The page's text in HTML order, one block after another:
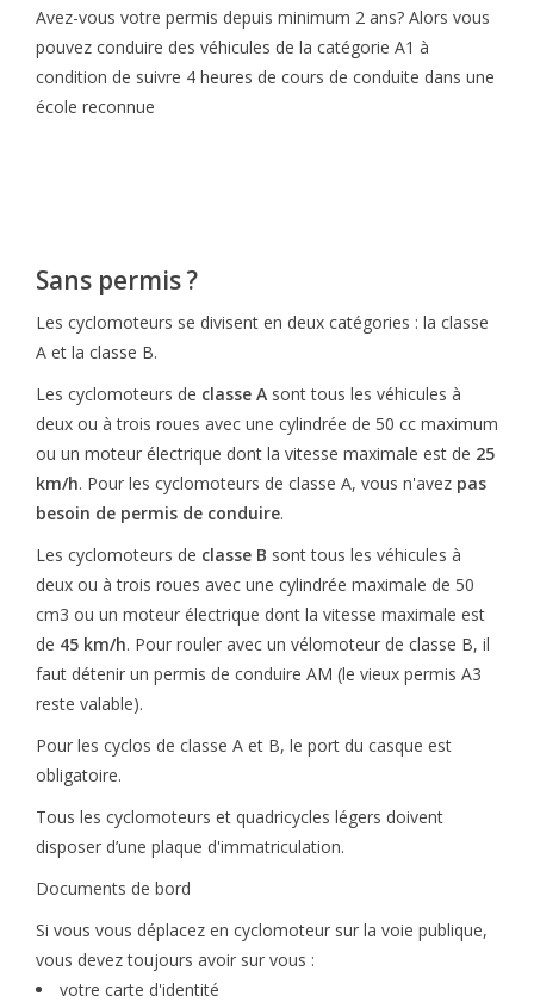
Avez-vous votre permis depuis minimum 2 ans? Alors vous
pouvez conduire des véhicules de la catégorie A1 à
condition de suivre 4 heures de cours de conduite dans une
école reconnue
Sans permis ?
Les cyclomoteurs se divisent en deux catégories : la classe
A et la classe B.
Les cyclomoteurs de classe A sont tous les véhicules à
deux ou à trois roues avec une cylindrée de 50 cc maximum
ou un moteur électrique dont la vitesse maximale est de 25
km/h. Pour les cyclomoteurs de classe A, vous n'avez pas
besoin de permis de conduire.
Les cyclomoteurs de classe B sont tous les véhicules à
deux ou à trois roues avec une cylindrée maximale de 50
cm3 ou un moteur électrique dont la vitesse maximale est
de 45 km/h. Pour rouler avec un vélomoteur de classe B, il
faut détenir un permis de conduire AM (le vieux permis A3
reste valable).
Pour les cyclos de classe A et B, le port du casque est
obligatoire.
Tous les cyclomoteurs et quadricycles légers doivent
disposer d’une plaque d'immatriculation.
Documents de bord
Si vous vous déplacez en cyclomoteur sur la voie publique,
vous devez toujours avoir sur vous :
votre carte d'identité